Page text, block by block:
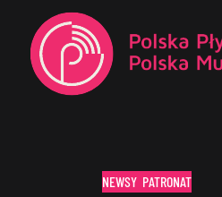
NEWSY PATRONAT